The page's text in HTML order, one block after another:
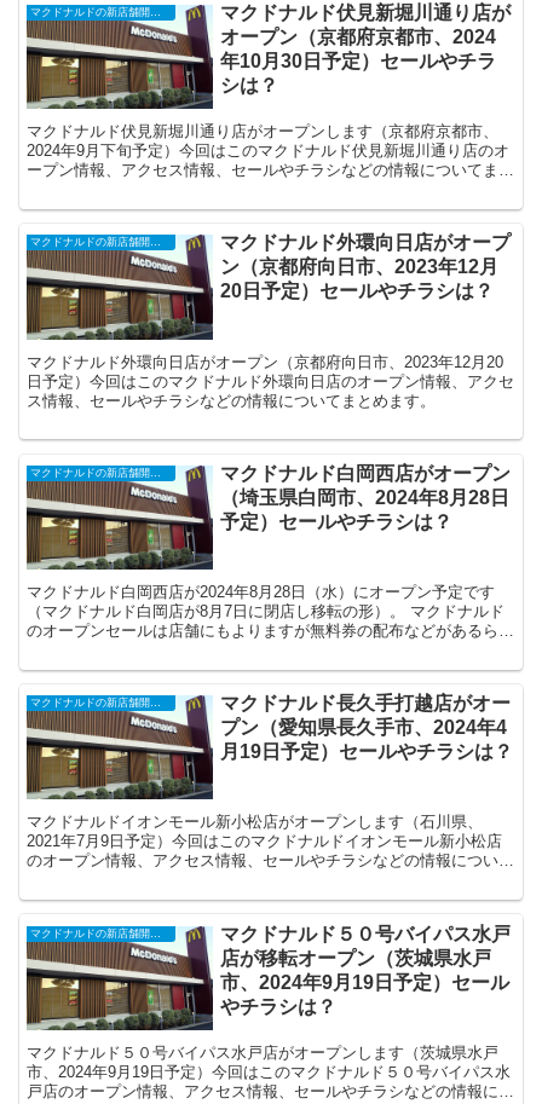
マクドナルド伏見新堀川通り店が
オープン（京都府京都市、2024
年10月30日予定）セールやチラ
シは？
マクドナルド伏見新堀川通り店がオープンします（京都府京都市、
2024年9月下旬予定）今回はこのマクドナルド伏見新堀川通り店のオ
ープン情報、アクセス情報、セールやチラシなどの情報についてまと
マクドナルドの新店舗開店・閉店・オープンセール（2025年）
マクドナルド外環向日店がオープ
ン（京都府向日市、2023年12月
20日予定）セールやチラシは？
マクドナルド外環向日店がオープン（京都府向日市、2023年12月20
日予定）今回はこのマクドナルド外環向日店のオープン情報、アクセ
ス情報、セールやチラシなどの情報についてまとめます。
マクドナルド白岡西店がオープン
（埼玉県白岡市、2024年8月28日
予定）セールやチラシは？
マクドナルド白岡西店が2024年8月28日（水）にオープン予定です
（マクドナルド白岡店が8月7日に閉店し移転の形）。 マクドナルド
のオープンセールは店舗にもよりますが無料券の配布などがあるらし
マクドナルドの新店舗開店・閉店・オープンセール（2025年）
マクドナルド長久手打越店がオー
プン（愛知県長久手市、2024年4
月19日予定）セールやチラシは？
マクドナルドイオンモール新小松店がオープンします（石川県、
2021年7月9日予定）今回はこのマクドナルドイオンモール新小松店
のオープン情報、アクセス情報、セールやチラシなどの情報について
マクドナルド５０号バイパス水戸
店が移転オープン（茨城県水戸
市、2024年9月19日予定）セール
やチラシは？
マクドナルド５０号バイパス水戸店がオープンします（茨城県水戸
市、2024年9月19日予定）今回はこのマクドナルド５０号バイパス水
戸店のオープン情報、アクセス情報、セールやチラシなどの情報につ